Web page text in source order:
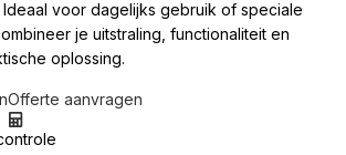
voor dagelijks gebruik of speciale
je uitstraling, functionaliteit en
oplossing.
Offerte aanvragen